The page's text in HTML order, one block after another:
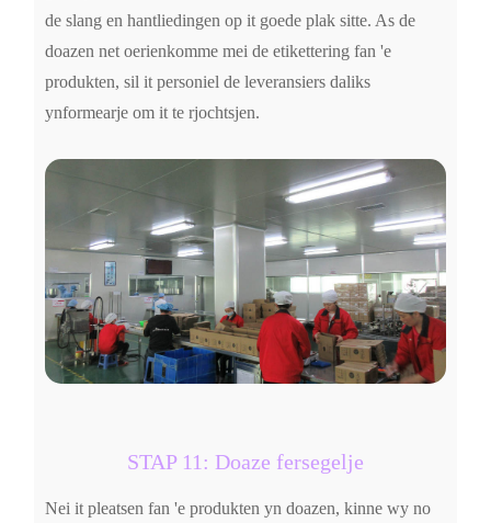
de slang en hantliedingen op it goede plak sitte. As de
doazen net oerienkomme mei de etikettering fan 'e
produkten, sil it personiel de leveransiers daliks
ynformearje om it te rjochtsjen.
STAP 11: Doaze fersegelje
Nei it pleatsen fan 'e produkten yn doazen, kinne wy ​​no